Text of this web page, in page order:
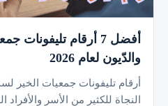
أفضل 7 أرقام
والدّيون لعام 2026
أرقام تليفونات جمعيات الخير
النجاة للكثير من الأسر والأفراد